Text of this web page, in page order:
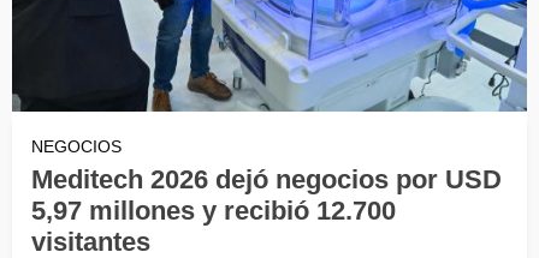
NEGOCIOS
Meditech 2026 dejó negocios por USD
5,97 millones y recibió 12.700
visitantes